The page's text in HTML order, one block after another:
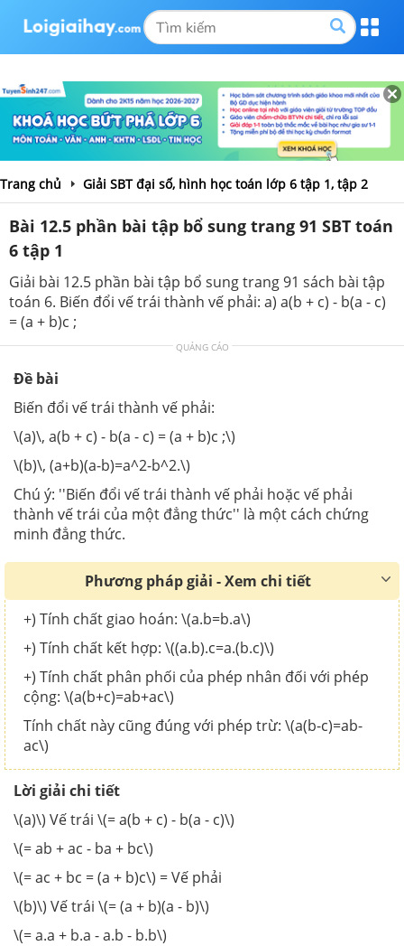
Trang chủ Giải SBT đại số, hình học toán lớp 6 tập 1, tập 2
Bài 12.5 phần bài tập bổ sung trang 91 SBT toán
6 tập 1
Giải bài 12.5 phần bài tập bổ sung trang 91 sách bài tập
toán 6. Biến đổi vế trái thành vế phải: a) a(b + c) - b(a - c)
= (a + b)c ;
QUẢNG CÁO
Đề bài
Biến đổi vế trái thành vế phải:
\(a)\, a(b + c) - b(a - c) = (a + b)c ;\)
\(b)\, (a+b)(a-b)=a^2-b^2.\)
Chú ý: ''Biến đổi vế trái thành vế phải hoặc vế phải
thành vế trái của một đẳng thức'' là một cách chứng
minh đẳng thức.
Phương pháp giải - Xem chi tiết
+) Tính chất giao hoán: \(a.b=b.a\)
+) Tính chất kết hợp: \((a.b).c=a.(b.c)\)
+) Tính chất phân phối của phép nhân đối với phép
cộng: \(a(b+c)=ab+ac\)
Tính chất này cũng đúng với phép trừ: \(a(b-c)=ab-
ac\)
Lời giải chi tiết
\(a)\) Vế trái \(= a(b + c) - b(a - c)\)
\(= ab + ac - ba + bc\)
\(= ac + bc = (a + b)c\) = Vế phải
\(b)\) Vế trái \(= (a + b)(a - b)\)
\(= a.a + b.a - a.b - b.b\)